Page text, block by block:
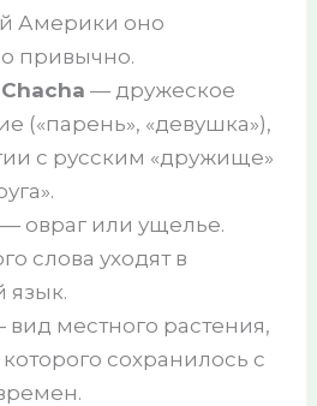
Америки оно
привычно.
— дружеское
(«парень», «девушка»),
с русским «дружище»
— овраг или ущелье.
слова уходят в
язык.
вид местного растения,
сохранилось с